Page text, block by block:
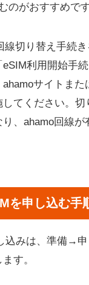
のがおすすめです
線切り替え手続
利用開始手
サイトまた
てください。切
、ahamo回線が
を申し込む手
込みは、準備→
す。